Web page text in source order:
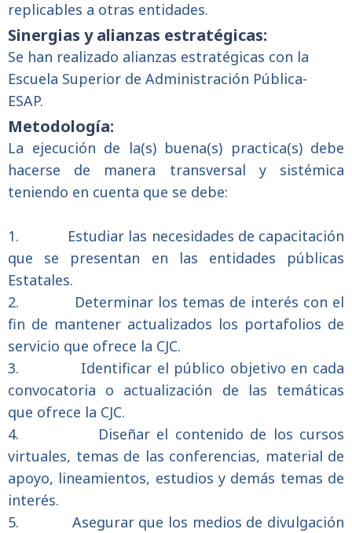
replicables a otras entidades.
Sinergias y alianzas estratégicas:
Se han realizado alianzas estratégicas con la
Escuela Superior de Administración Pública-
ESAP.
Metodología:
La ejecución de la(s) buena(s) practica(s) debe
hacerse de manera transversal y sistémica
teniendo en cuenta que se debe:
1.
Estudiar las necesidades de capacitación
que se presentan en las entidades públicas
Estatales.
2.
Determinar los temas de interés con el
fin de mantener actualizados los portafolios de
servicio que ofrece la CJC.
3.
Identificar el público objetivo en cada
convocatoria o actualización de las temáticas
que ofrece la CJC.
4.
Diseñar el contenido de los cursos
virtuales, temas de las conferencias, material de
apoyo, lineamientos, estudios y demás temas de
interés.
5.
Asegurar que los medios de divulgación